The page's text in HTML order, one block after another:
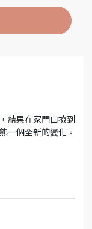
結果在家門口撿到
一個全新的變化。